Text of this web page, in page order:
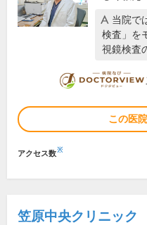
当院で
検査」を
視鏡検査
この医
アクセス数※
笠原中央クリニック